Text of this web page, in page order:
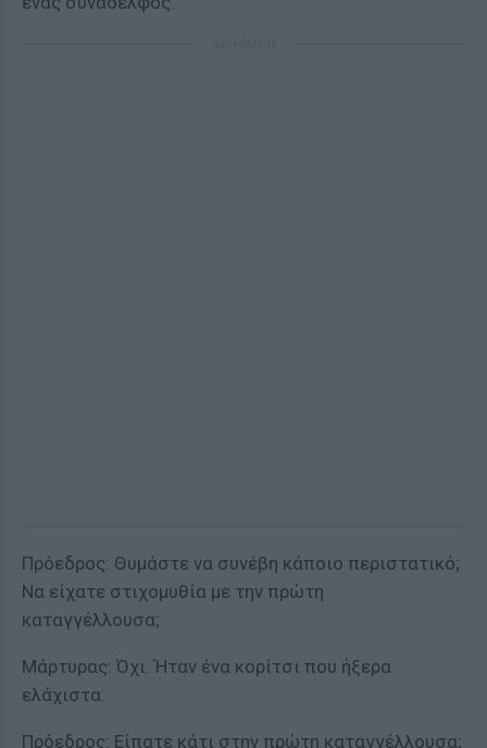
Πρόεδρος: Θυμάστε να συνέβη κάποιο περιστατικό;
Να είχατε στιχομυθία με την πρώτη
καταγγέλλουσα;
Μάρτυρας: Όχι. Ήταν ένα κορίτσι που ήξερα
ελάχιστα.
Πρόεδρος: Είπατε κάτι στην πρώτη καταγγέλλουσα;